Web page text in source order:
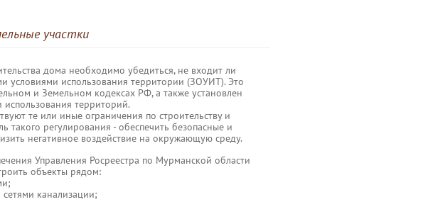
участки
дома необходимо убедиться, не входит ли
условиями использования территории (ЗОУИТ). Это
и Земельном кодексах РФ, а также установлен
территорий.
те или иные ограничения по строительству и
такого регулирования - обеспечить безопасные и
негативное воздействие на окружающую среду.
Управления Росреестра по Мурманской области
объекты рядом:
канализации;